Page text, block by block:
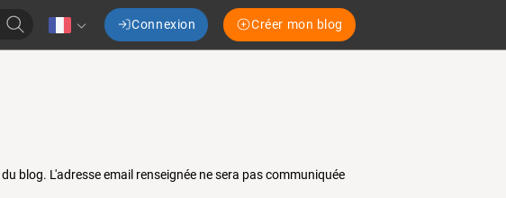
Connexion Créer mon blog
blog. L'adresse email renseignée ne sera pas communiquée